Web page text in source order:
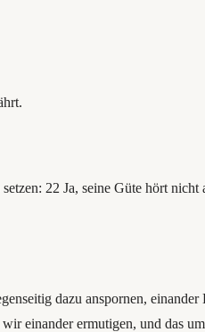
22 Ja, seine Güte hört
dazu anspornen,
einander ermutigen, und das